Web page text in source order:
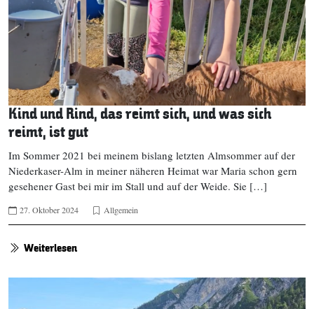
Kind und Rind, das reimt sich, und was sich
reimt, ist gut
Im Sommer 2021 bei meinem bislang letzten Almsommer auf der
Niederkaser-Alm in meiner näheren Heimat war Maria schon gern
gesehener Gast bei mir im Stall und auf der Weide. Sie […]
27. Oktober 2024 Allgemein
Weiterlesen